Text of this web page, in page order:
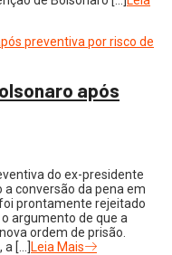
após
do ex-presidente
conversão da pena em
prontamente rejeitado
argumento de que a
ordem de prisão.
a […]Leia Mais